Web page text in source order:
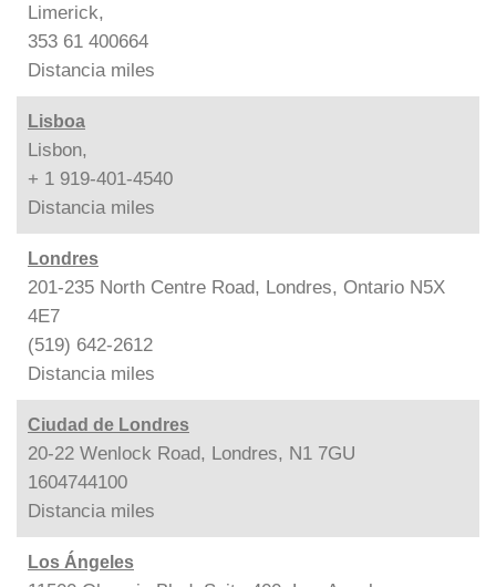
Limerick,
353 61 400664
Distancia miles
Lisboa
Lisbon,
+ 1 919-401-4540
Distancia miles
Londres
201-235 North Centre Road, Londres, Ontario N5X
4E7
(519) 642-2612
Distancia miles
Ciudad de Londres
20-22 Wenlock Road, Londres, N1 7GU
1604744100
Distancia miles
Los Ángeles